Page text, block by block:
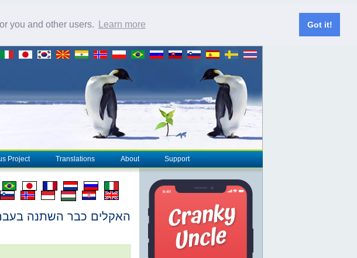
you and other users. Learn more Got it!
Project Translations About Support
האקלים כבר השתנה